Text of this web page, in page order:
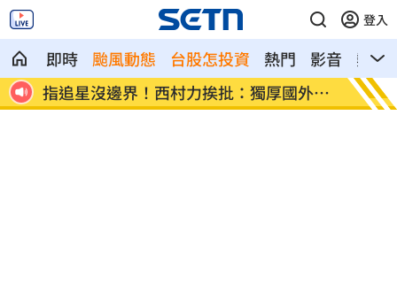
登入
即時 颱風動態 台股怎投資 熱門 影音
熱搜
士
指追星沒邊界！西村力挨批：獨厚國外粉
絲
南韓
彈